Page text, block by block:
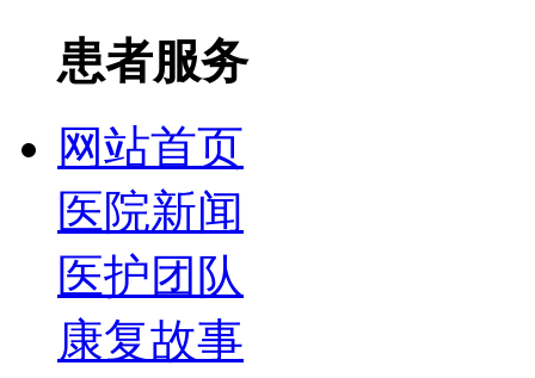
患者服务
网站首页
医院新闻
医护团队
康复故事